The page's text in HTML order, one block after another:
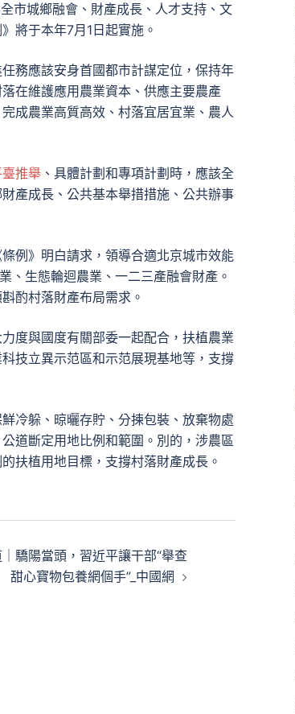
市城鄉融會、財產成長、人才支持、文
將于本年7月1日起實施。
務應該安身首國都市計謀定位，保持年
在維護應用農業資本、供應主要農產
成農業高質高效、村落宜居宜業、農人
推舉 、具體計劃和專項計劃時，應該全
產成長、公共基本舉措措施、公共辦事
例》明白請求，領導合適北京城市效能
、生態輪迴農業、一二三產融會財產。
酌村落財產布局需求。
度與國度有關部委一起配合，扶植農業
技立異示范區和示范展現基地等，支撐
冷躲、晾曬存貯、分揀包裝、放棄物處
道斷定用地比例和範圍。別的，涉農區
扶植用地目標，支撐村落財產成長。
驕陽當頭，習近平讓干部“舉查
甜心寶物包養網個手”_中國網